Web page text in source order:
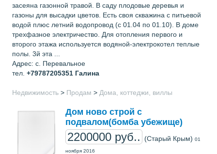
засеяна газонной травой. В саду плодовые деревья и
газоны для высадки цветов. Есть своя скважина с питьевой
водой плюс летний водопровод (с 01.04 по 01.10). В доме
трехфазное электричество. Для отопления первого и
второго этажа используется водяной-электрокотел теплые
полы. 3й эта ...
Адрес: с. Перевальное
тел. +79787205351 Галина
Недвижимость > Продам > Дома, коттеджи, виллы
Дом ново строй с
подвалом(бомба убежище)
2200000 руб.. (Старый Крым) 01
ноября 2016